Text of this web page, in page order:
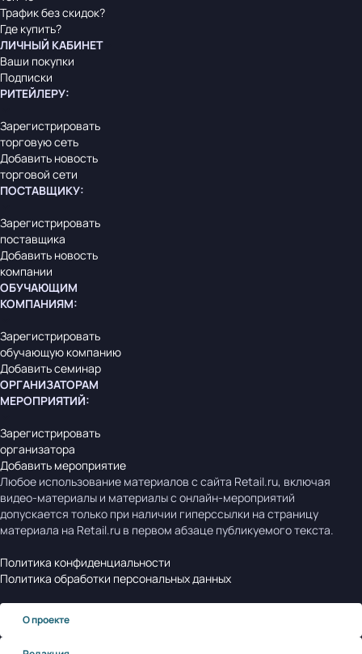
Трафик без скидок?
Где купить?
ЛИЧНЫЙ КАБИНЕТ
Ваши покупки
Подписки
РИТЕЙЛЕРУ:
Зарегистрировать
торговую сеть
Добавить новость
торговой сети
ПОСТАВЩИКУ:
Зарегистрировать
поставщика
Добавить новость
компании
ОБУЧАЮЩИМ
КОМПАНИЯМ:
Зарегистрировать
обучающую компанию
Добавить семинар
ОРГАНИЗАТОРАМ
МЕРОПРИЯТИЙ:
Зарегистрировать
организатора
Добавить мероприятие
Любое использование материалов с сайта Retail.ru, включая
видео-материалы и материалы с онлайн-мероприятий
допускается только при наличии гиперссылки на страницу
материала на Retail.ru в первом абзаце публикуемого текста.
Политика конфиденциальности
Политика обработки персональных данных
О проекте